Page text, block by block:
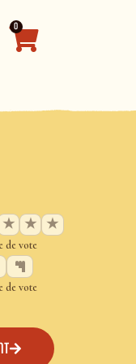
0
★ ★ ★
de vote
de vote